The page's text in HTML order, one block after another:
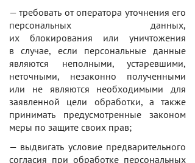
— требовать от оператора уточнения его
персональных данных,
их блокирования или уничтожения
в случае, если персональные данные
являются неполными, устаревшими,
неточными, незаконно полученными
или не являются необходимыми для
заявленной цели обработки, а также
принимать предусмотренные законом
меры по защите своих прав;
— выдвигать условие предварительного
согласия при обработке персональных